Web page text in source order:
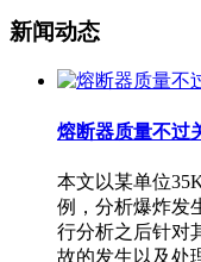
新闻动态
熔断器质量不过
本文以某单位
例，分析爆炸发
行分析之后针对
故的发生以及处